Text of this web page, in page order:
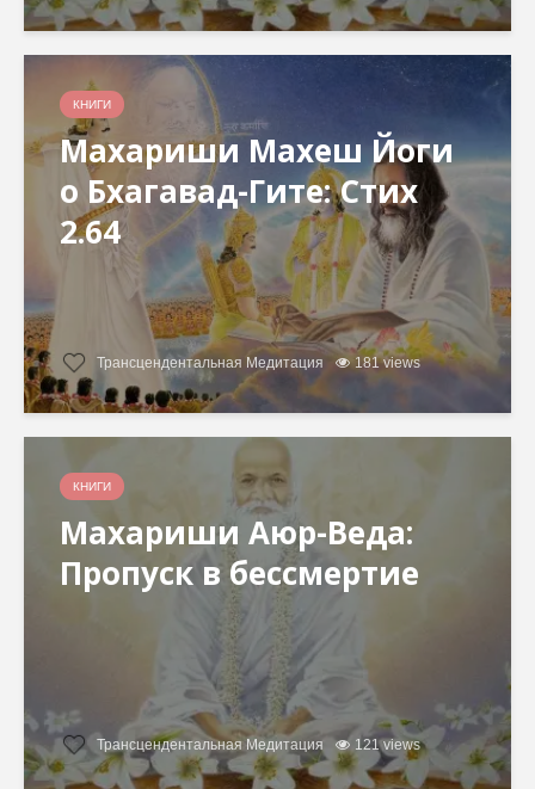
КНИГИ
Махариши Махеш Йоги
о Бхагавад-Гите: Стих
2.64
Трансцендентальная Медитация 181 views
КНИГИ
Махариши Аюр-Веда:
Пропуск в бессмертие
Трансцендентальная Медитация 121 views